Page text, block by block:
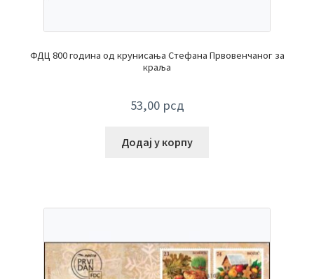
ФДЦ 800 година од крунисања Стефана Првовенчаног за
краља
53,00 рсд
Додај у корпу